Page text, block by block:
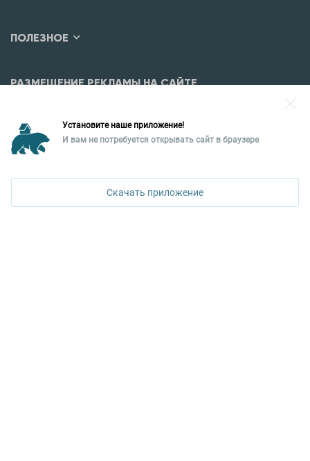
ПОЛЕЗНОЕ
РАЗМЕЩЕНИЕ РЕКЛАМЫ НА САЙТЕ
Уральская палата недвижимости
ул. Горького, 65, 0 подъезд, 3 этаж
Установите наше приложение!
И вам не потребуется открывать сайт в браузере
Скачать приложение